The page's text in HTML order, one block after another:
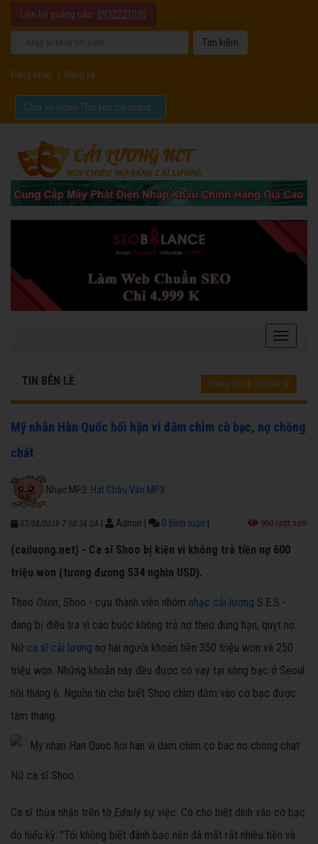
Liên hệ quảng cáo: 0932221090
Đăng nhập Đăng ký
Chia sẻ video "Tôi yêu cải lương".
TIN BÊN LỀ Trang chủ Tin bên lề
Mỹ nhân Hàn Quốc hối hận vì đắm chìm cờ bạc, nợ chồng
chất
Nhạc MP3: Hát Chầu Văn MP3
07/08/2018 7:00:38 SA Admin 0 bình luận 960 lượt xem
(cailuong.net) - Ca sĩ Shoo bị kiện vì không trả tiền nợ 600
triệu won (tương đương 534 nghìn USD).
Theo Osen, Shoo - cựu thành viên nhóm nhạc cải lương S.E.S -
đang bị điều tra vì cáo buộc không trả nợ theo đúng hạn, quỵt nợ.
Nữ ca sĩ cải lương nợ hai người khoản tiền 350 triệu won và 250
triệu won. Những khoản này đều được cô vay tại sòng bạc ở Seoul
hồi tháng 6. Nguồn tin cho biết Shoo chìm đắm vào cờ bạc được
tám tháng.
Nữ ca sĩ Shoo.
Ca sĩ thừa nhận trên tờ Edailysự việc. Cô cho biết dính vào cờ bạc
do hiếu kỳ. "Tôi không biết đánh bạc nên đã mất rất nhiều tiền và